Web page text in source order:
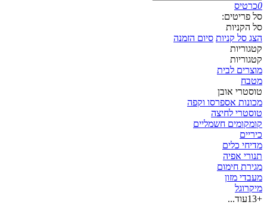
0כרטיס
סל פריטים:
סל הקניות
הצג סל קניות סיום הזמנה
קטגוריות
קטגוריות
מוצרים לבית
מטבח
טוסטרי אובן
מכונות אספרסו וקפה
טוסטרי לחיצה
קומקומים חשמליים
כיריים
מדיחי כלים
תנורי אפיה
מגירת חימום
מעבדי מזון
מיקרוגל
+13
עוד...